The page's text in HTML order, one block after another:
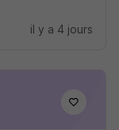
il y a 4 jours